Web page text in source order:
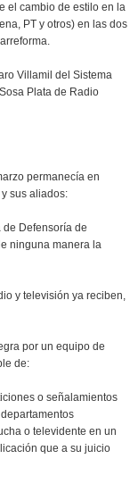
el cambio de estilo en la
PT y otros) en las dos
Villamil del Sistema
Plata de Radio
permanecía en
sus aliados:
de Defensoría de
ninguna manera la
y televisión ya reciben,
por un equipo de
de:
o señalamientos
o televidente en un
que a su juicio